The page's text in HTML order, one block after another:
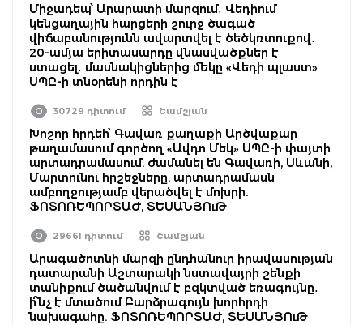
Միջադեպ՝ Արարատի մարզում․ Վեդիում
կենցաղային հարցերի շուրջ ծագած
վիճաբանությունն ավարտվել է ծեծկռտուքով․
20-ամյա երիտասարդը վնասվածքներ է
ստացել․ մասնակիցներից մեկը «Վեդի պլաստ»
ՍՊԸ-ի տնօրենի որդին է
30729 դիտում Շամշյան
Խոշոր հրդեհ՝ Գավառ քաղաքի Արծվաքար
թաղամասում գործող «Ավդո Մեկ» ՍՊԸ-ի փայտի
արտադրամասում. ժամանել են Գավառի, Սևանի,
Մարտունու հրշեջները. արտադրամասն
ամբողջությամբ վերածվել է մոխրի.
ՖՈՏՈՌԵՊՈՐՏԱԺ, ՏԵՍԱՆՅՈւԹ
29661 դիտում Շամշյան
Արագածոտնի մարզի ընդհանուր իրավասության
դատարանի Աշտարակի նստավայրի շենքի
տանիքում ծածանվում է բզկտված եռագույնը․
ի՞նչ է մտածում Բարձրագույն խորհրդի
նախագահը. ՖՈՏՈՌԵՊՈՐՏԱԺ, ՏԵՍԱՆՅՈւԹ